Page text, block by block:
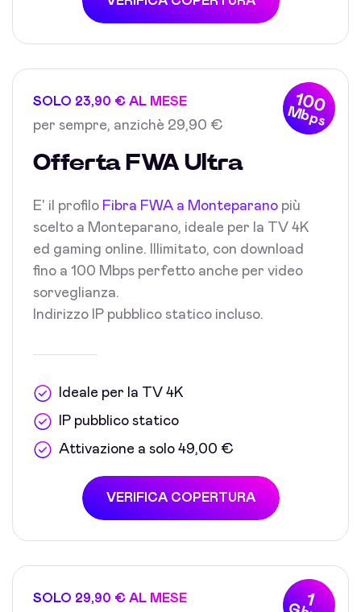
100
Mbps
SOLO 23,90 € AL MESE
per sempre, anzichè 29,90 €
Offerta FWA Ultra
E' il profilo Fibra FWA a Monteparano più
scelto a Monteparano, ideale per la TV 4K
ed gaming online. Illimitato, con download
fino a 100 Mbps perfetto anche per video
sorveglianza.
Indirizzo IP pubblico statico incluso.
Ideale per la TV 4K
IP pubblico statico
Attivazione a solo 49,00 €
VERIFICA COPERTURA
1
SOLO 29,90 € AL MESE